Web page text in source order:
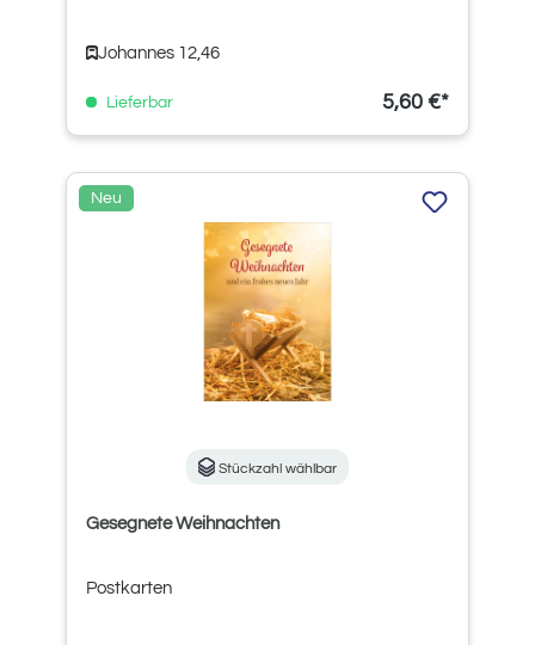
Johannes 12,46
Lieferbar 5,60 €*
Neu
Stückzahl wählbar
Gesegnete Weihnachten
Postkarten